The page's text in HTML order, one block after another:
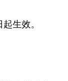
生效。